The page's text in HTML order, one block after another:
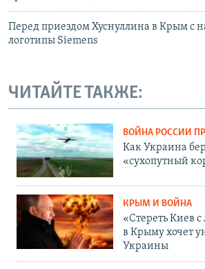
Перед приездом Хуснуллина в Крым с
логотипы Siemens
ЧИТАЙТЕ ТАКЖЕ:
ВОЙНА РОССИИ
Как Украина
«сухопутный
КРЫМ И ВОЙНА
«Стереть Киев
в Крыму хочет
Украины